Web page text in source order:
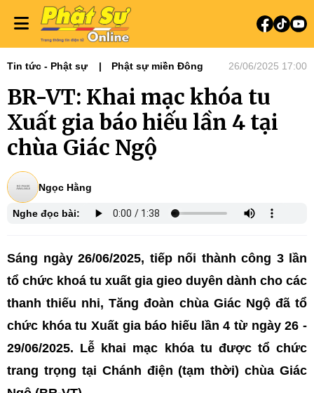
Tin tức - Phật sự Phật sự miền Đông 26/06/2025 17:00
BR-VT: Khai mạc khóa tu
Xuất gia báo hiếu lần 4 tại
chùa Giác Ngộ
Ngọc Hằng
Nghe đọc bài:
Sáng ngày 26/06/2025, tiếp nối thành công 3 lần
tổ chức khoá tu xuất gia gieo duyên dành cho các
thanh thiếu nhi, Tăng đoàn chùa Giác Ngộ đã tổ
chức khóa tu Xuất gia báo hiếu lần 4 từ ngày 26 -
29/06/2025. Lễ khai mạc khóa tu được tổ chức
trang trọng tại Chánh điện (tạm thời) chùa Giác